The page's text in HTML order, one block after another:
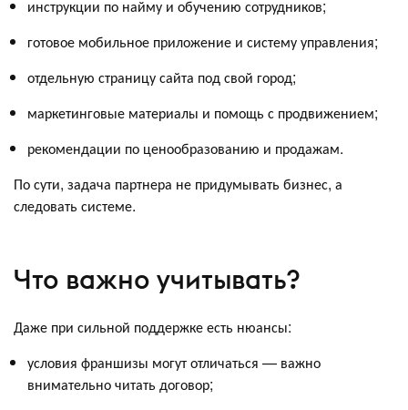
инструкции по найму и обучению сотрудников;
готовое мобильное приложение и систему управления;
отдельную страницу сайта под свой город;
маркетинговые материалы и помощь с продвижением;
рекомендации по ценообразованию и продажам.
По сути, задача партнера не придумывать бизнес, а
следовать системе.
Что важно учитывать?
Даже при сильной поддержке есть нюансы:
условия франшизы могут отличаться — важно
внимательно читать договор;